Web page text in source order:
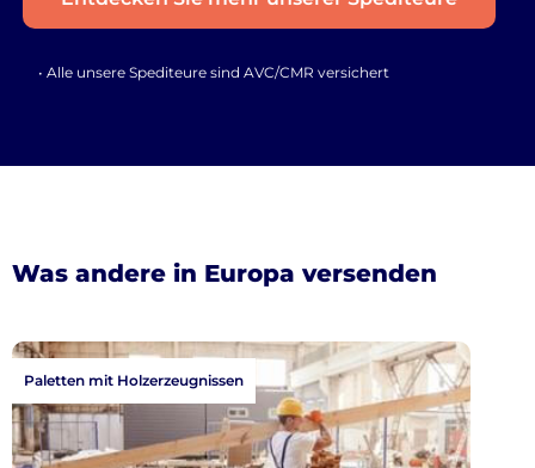
• Alle unsere Spediteure sind AVC/CMR versichert
Was andere in Europa versenden
Paletten mit Holzerzeugnissen